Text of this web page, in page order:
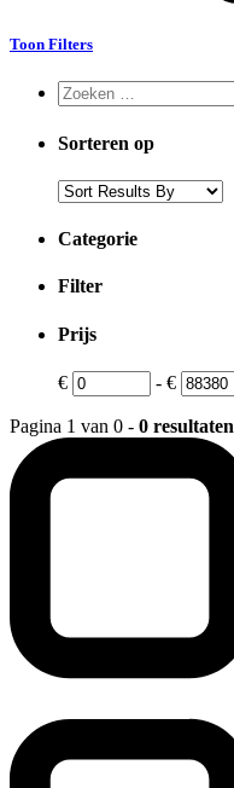
Toon Filters
Sorteren op
Categorie
Filter
Prijs
€ - €
Pagina 1 van 0 - 0 resultaten